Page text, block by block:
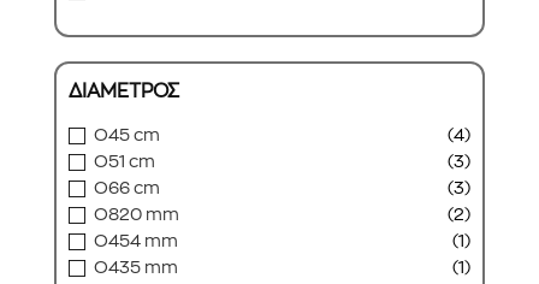
ΔΙΑΜΕΤΡΟΣ
O45 cm
(4)
O51 cm
(3)
O66 cm
(3)
O820 mm
(2)
O454 mm
(1)
O435 mm
(1)